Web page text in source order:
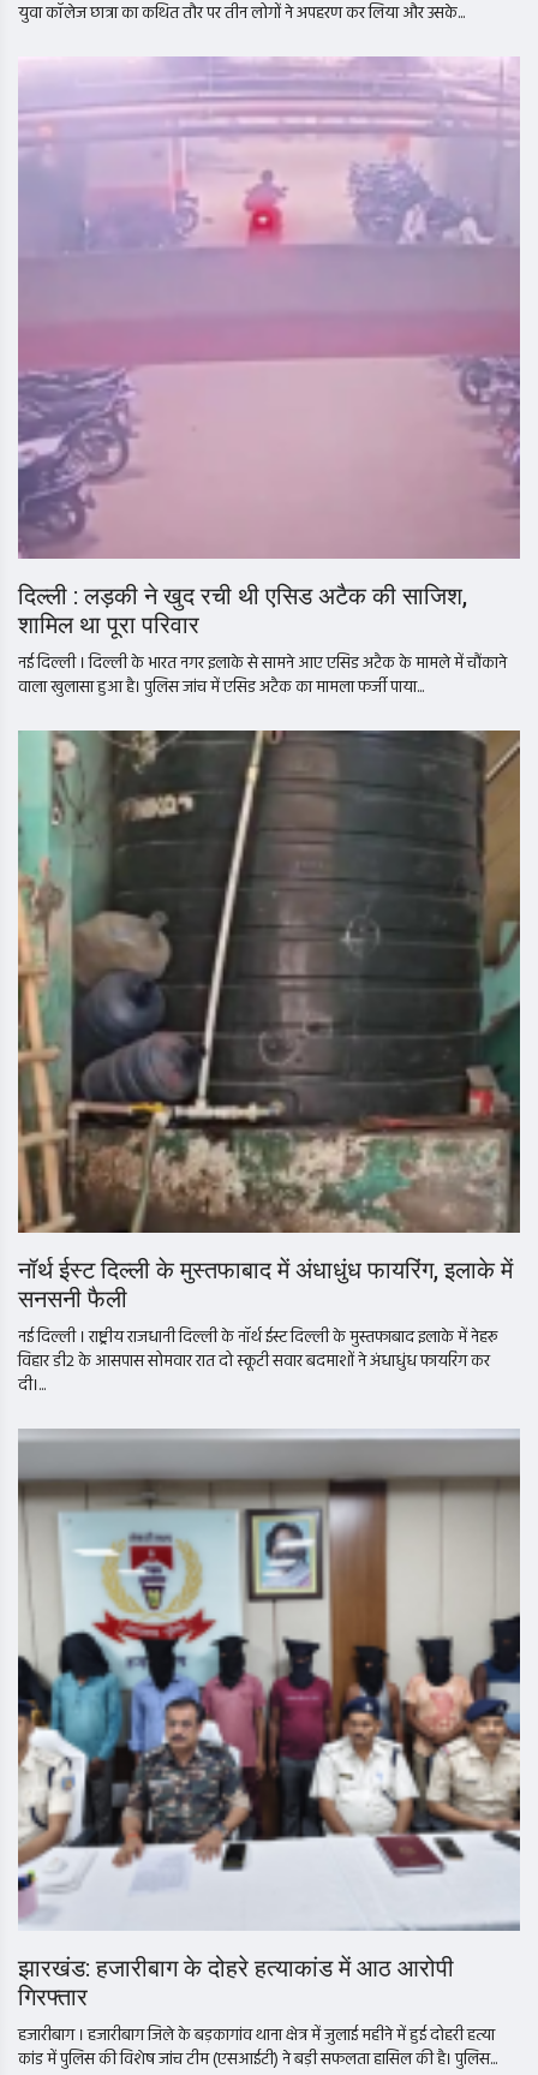
युवा कॉलेज छात्रा का कथित तौर पर तीन लोगों ने अपहरण कर लिया और उसके...
दिल्ली : लड़की ने खुद रची थी एसिड अटैक की साजिश,
शामिल था पूरा परिवार
नई दिल्ली । दिल्ली के भारत नगर इलाके से सामने आए एसिड अटैक के मामले में चौंकाने
वाला खुलासा हुआ है। पुलिस जांच में एसिड अटैक का मामला फर्जी पाया...
नॉर्थ ईस्ट दिल्ली के मुस्तफाबाद में अंधाधुंध फायरिंग, इलाके में
सनसनी फैली
नई दिल्ली । राष्ट्रीय राजधानी दिल्ली के नॉर्थ ईस्ट दिल्ली के मुस्तफाबाद इलाके में नेहरू
विहार डी2 के आसपास सोमवार रात दो स्कूटी सवार बदमाशों ने अंधाधुंध फायरिंग कर
दी।...
झारखंड: हजारीबाग के दोहरे हत्याकांड में आठ आरोपी
गिरफ्तार
हजारीबाग । हजारीबाग जिले के बड़कागांव थाना क्षेत्र में जुलाई महीने में हुई दोहरी हत्या
कांड में पुलिस की विशेष जांच टीम (एसआईटी) ने बड़ी सफलता हासिल की है। पुलिस...